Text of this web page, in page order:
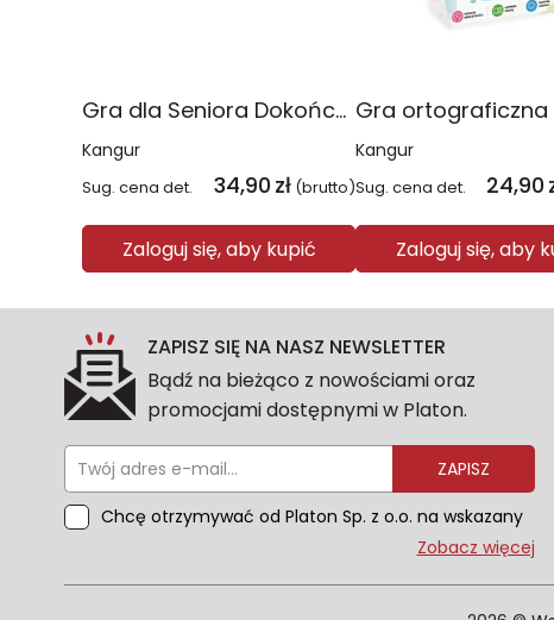
Gra dla Seniora Dokończ przysłowie
Kangur
Sug. cena det. 34,90 zł (brutto)
Zaloguj się, aby kupić
Kangur
Sug. cena det. 24,90
Zaloguj się, aby
ZAPISZ SIĘ NA NASZ NEWSLETTER
Bądź na bieżąco z nowościami oraz
promocjami dostępnymi w Platon.
ZAPISZ
Chcę otrzymywać od Platon Sp. z o.o. na wskazany
Wszelkie informacje dotyczące danych osobowych
Zobacz więcej